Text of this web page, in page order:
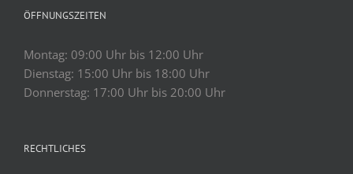
ÖFFNUNGSZEITEN
Montag: 09:00 Uhr bis 12:00 Uhr
Dienstag: 15:00 Uhr bis 18:00 Uhr
Donnerstag: 17:00 Uhr bis 20:00 Uhr
RECHTLICHES